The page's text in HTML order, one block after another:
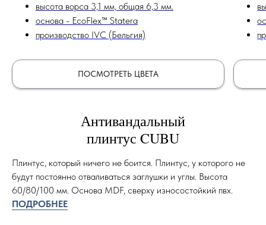
высота ворса 3,1 мм, общая 6,3 мм.
основа - EcoFlex™ Statera
производство IVC (Бельгия)
ПОСМОТРЕТЬ ЦВЕТА
Антивандальный
плинтус CUBU
Плинтус, который ничего не боится. Плинтус, у которого не
будут постоянно отваливаться заглушки и углы. Высота
60/80/100 мм. Основа MDF, сверху износостойкий пвх.
ПОДРОБНЕЕ